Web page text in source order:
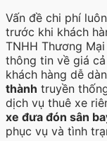
Vấn đề chi phí
trước khi khách
TNHH Thương
thông tin về giá
khách hàng dễ
thành truyền
dịch vụ thuê xe
xe đưa đón sân
phục vụ và tình